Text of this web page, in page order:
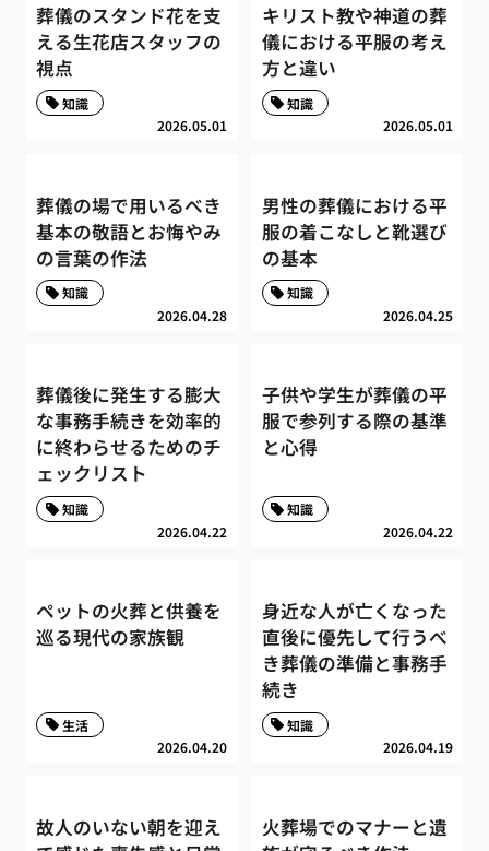
葬儀のスタンド花を支
える生花店スタッフの
視点
2026.05.01
知識
キリスト教や神道の葬
儀における平服の考え
方と違い
2026.05.01
知識
葬儀の場で用いるべき
基本の敬語とお悔やみ
の言葉の作法
2026.04.28
知識
男性の葬儀における平
服の着こなしと靴選び
の基本
2026.04.25
知識
葬儀後に発生する膨大
な事務手続きを効率的
に終わらせるためのチ
ェックリスト
2026.04.22
知識
子供や学生が葬儀の平
服で参列する際の基準
と心得
2026.04.22
知識
ペットの火葬と供養を
巡る現代の家族観
2026.04.20
生活
身近な人が亡くなった
直後に優先して行うべ
き葬儀の準備と事務手
続き
2026.04.19
知識
故人のいない朝を迎え
火葬場でのマナーと遺